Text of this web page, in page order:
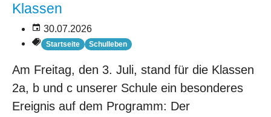
Klassen
30.07.2026
Startseite Schulleben
Am Freitag, den 3. Juli, stand für die Klassen
2a, b und c unserer Schule ein besonderes
Ereignis auf dem Programm: Der